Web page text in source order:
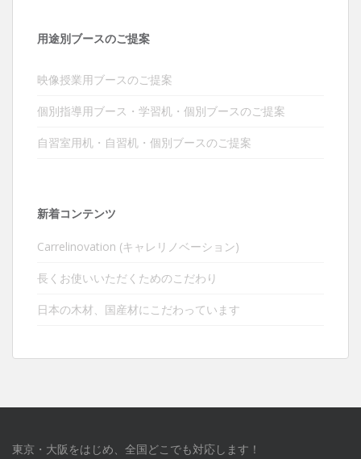
用途別ブースのご提案
映像授業用ブースのご提案
個別指導用ブース・学習机・個別ブースのご提案
自習室用机・自習机・個別ブースのご提案
新着コンテンツ
Carrelinovation (キャレリノベーション)
長くお使いいただくためのこだわり
日本の木材、国産材にこだわっています
東京・大阪をはじめ、全国どこでも対応します！